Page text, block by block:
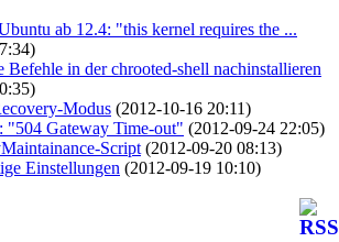
ab 12.4: "this kernel requires the ...
Befehle in der chrooted-shell nachinstallieren
Modus (2012-10-16 20:11)
"504 Gateway Time-out" (2012-09-24 22:05)
Script (2012-09-20 08:13)
Einstellungen (2012-09-19 10:10)